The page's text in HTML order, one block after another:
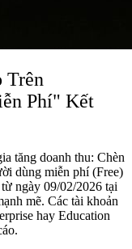
Trên
Phí" Kết
tăng doanh thu: Chèn
dùng miễn phí (Free)
ngày 09/02/2026 tại
mẽ. Các tài khoản
hay Education